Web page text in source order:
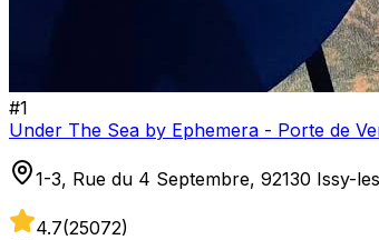
#1
Under The Sea by Ephemera - Porte de
1-3, Rue du 4 Septembre, 92130 Issy-
4.7(25072)